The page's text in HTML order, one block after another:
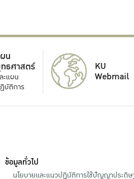
น
ธศาสตร์
ะแผน
บัติการ
KU
Webmail
ข้อมูลทั่วไป
นโยบายและแนวปฏิบัติการใช้ปัญญาประดิ